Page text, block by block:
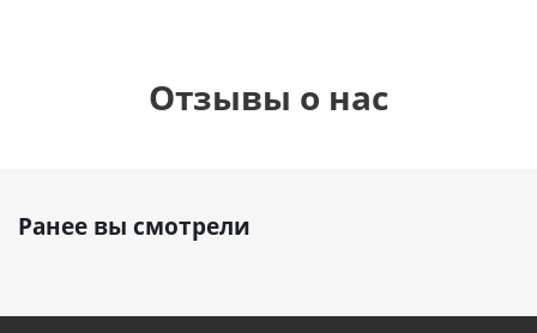
Отзывы о нас
Ранее вы смотрели